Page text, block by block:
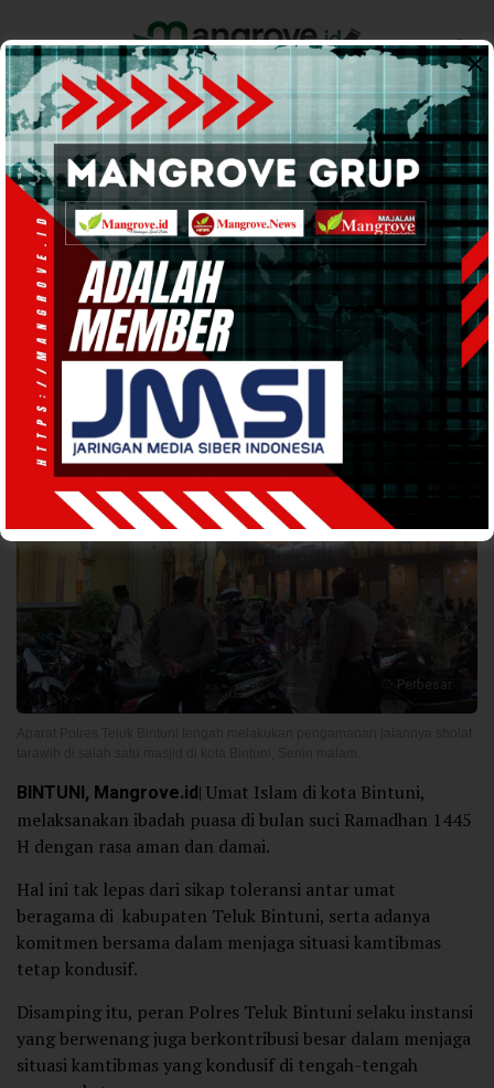
Home Pemerintahan Ekonomi & Bisnis Info Tanah Papua
Support by
HUKUM DAN KRIMINAL· 12 Mar 2024
Polisi Pastikan Situasi Kamtibmas
Kondusif di bulan Ramadhan 1445 H
Perbesar
BINTUNI, Mangrove.id| Umat Islam di kota Bintuni,
melaksanakan ibadah puasa di bulan suci Ramadhan 1445
H dengan rasa aman dan damai.
Hal ini tak lepas dari sikap toleransi antar umat
beragama di kabupaten Teluk Bintuni, serta adanya
komitmen bersama dalam menjaga situasi kamtibmas
tetap kondusif.
Disamping itu, peran Polres Teluk Bintuni selaku instansi
yang berwenang juga berkontribusi besar dalam menjaga
situasi kamtibmas yang kondusif di tengah-tengah